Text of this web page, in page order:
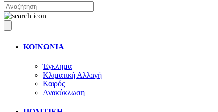
ΚΟΙΝΩΝΙΑ
Έγκλημα
Κλιματική Αλλαγή
Καιρός
Ανακύκλωση